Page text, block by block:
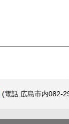
(電話:広島市内082-